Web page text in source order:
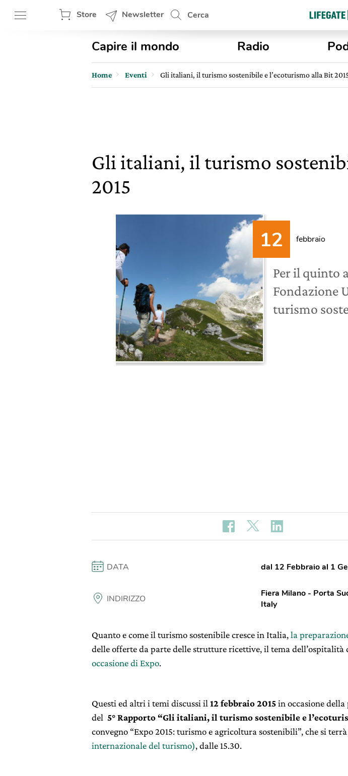
Store Newsletter Cerca
Capire il mondo Radio
Home Eventi Gli italiani, il turismo sostenibile e l’ecoturismo alla Bit
Gli italiani, il turismo
2015
febbraio
Per il quinto
Fondazione
turismo
DATA dal 12 Febbraio al 1
INDIRIZZO
Fiera Milano - Porta
Italy
Quanto e come il turismo sostenibile cresce in Italia,la
delle offerte da parte delle strutture ricettive, il tema dell’ospitalità
occasione di Expo.
Questi ed altri i temi discussi il 12 febbraio 2015in occasione della
del 5° Rapporto “Gli italiani, il turismo sostenibile e
convegno “Expo 2015: turismo e agricoltura sostenibili”, che si
internazionale del turismo), dalle 15.30.